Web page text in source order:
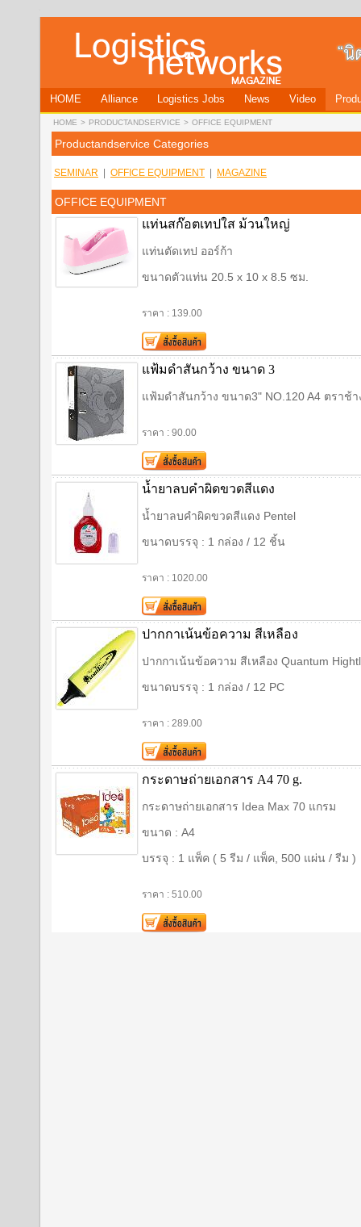
HOME Alliance Logistics Jobs News Video
HOME > PRODUCTANDSERVICE > OFFICE EQUIPMENT
Productandservice Categories
SEMINAR OFFICE EQUIPMENT MAGAZINE
OFFICE EQUIPMENT
แท่นสก๊อตเทปใส ม้วนใหญ่
แท่นตัดเทป ออร์ก้า
ขนาดตัวแท่น 20.5 x 10 x 8.5 ซม.
ราคา : 139.00
แฟ้มดำสันกว้าง ขนาด 3
แฟ้มดำสันกว้าง ขนาด3" NO.120 A4 ตราช้า
ราคา : 90.00
น้ำยาลบคำผิดขวดสีแดง
น้ำยาลบคำผิดขวดสีแดง Pentel
ขนาดบรรจุ : 1 กล่อง / 12 ชิ้น
ราคา : 1020.00
ปากกาเน้นข้อความ สีเหลือง
ปากกาเน้นข้อความ สีเหลือง Quantum
ขนาดบรรจุ : 1 กล่อง / 12 PC
ราคา : 289.00
กระดาษถ่ายเอกสาร A4 70 g.
กระดาษถ่ายเอกสาร Idea Max 70 แกรม
ขนาด : A4
บรรจุ : 1 แพ็ค ( 5 รีม / แพ็ค, 500 แผ่น / รีม )
ราคา : 510.00